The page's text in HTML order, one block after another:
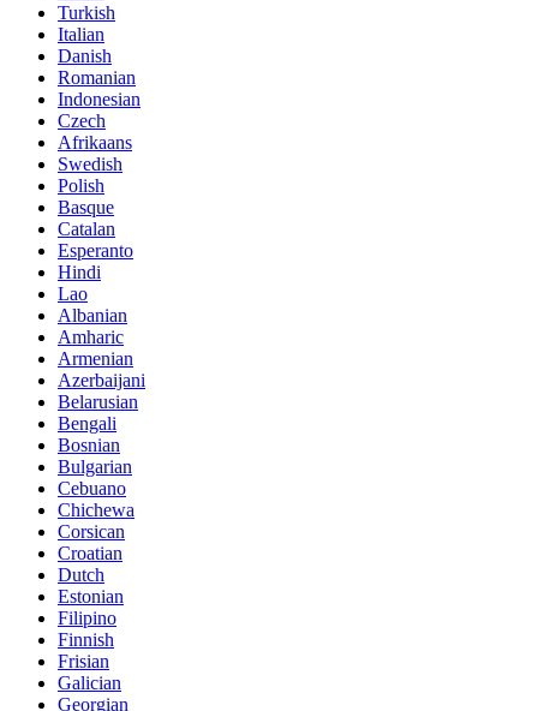
Turkish
Italian
Danish
Romanian
Indonesian
Czech
Afrikaans
Swedish
Polish
Basque
Catalan
Esperanto
Hindi
Lao
Albanian
Amharic
Armenian
Azerbaijani
Belarusian
Bengali
Bosnian
Bulgarian
Cebuano
Chichewa
Corsican
Croatian
Dutch
Estonian
Filipino
Finnish
Frisian
Galician
Georgian